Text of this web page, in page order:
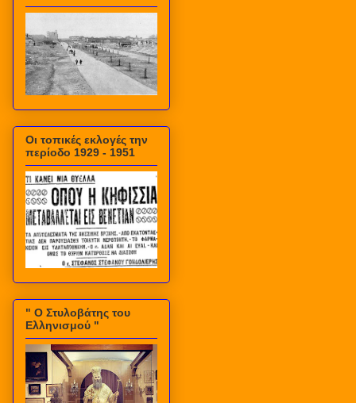
Οι τοπικές εκλογές την
περίοδο 1929 - 1951
" Ο Στυλοβάτης του
Ελληνισμού "